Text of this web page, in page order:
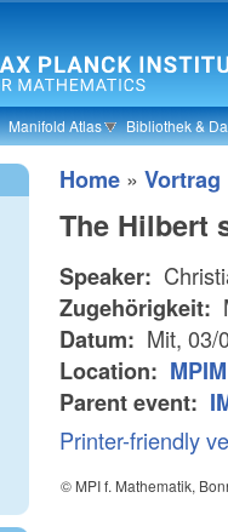
Manifold Atlas Bibliothek &
Home » Vortrag
The Hilbert
Speaker:
Zugehörigkeit:
Datum: Mit,
Location:
Parent event:
Printer-friendly
© MPI f. Mathematik,